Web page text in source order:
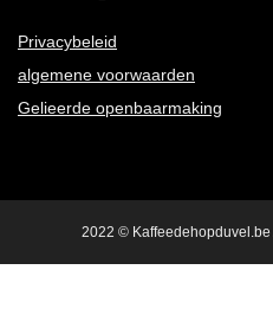
Privacybeleid
algemene voorwaarden
Gelieerde openbaarmaking
2022 ©